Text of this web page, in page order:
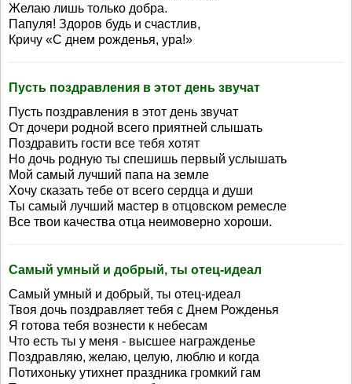
Желаю лишь только добра.
Папуля! Здоров будь и счастлив,
Кричу «С днем рожденья, ура!»
Пусть поздравления в этот день звучат
Пусть поздравления в этот день звучат
От дочери родной всего приятней слышать
Поздравить гости все тебя хотят
Но дочь родную ты спешишь первый услышать
Мой самый лучший папа на земле
Хочу сказать тебе от всего сердца и души
Ты самый лучший мастер в отцовском ремесле
Все твои качества отца неимоверно хороши.
Самый умный и добрый, ты отец-идеал
Самый умный и добрый, ты отец-идеал
Твоя дочь поздравляет тебя с Днем Рожденья
Я готова тебя вознести к небесам
Что есть ты у меня - высшее награжденье
Поздравляю, желаю, целую, люблю и когда
Потихоньку утихнет праздника громкий гам